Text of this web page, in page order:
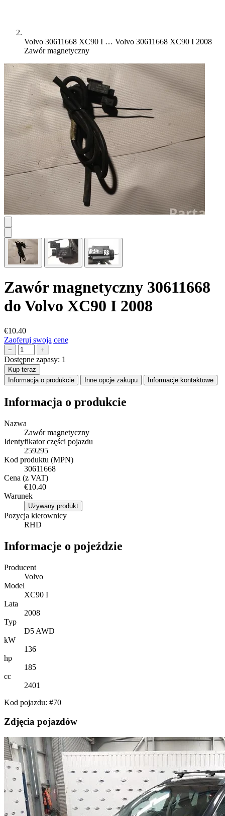
Volvo 30611668 XC90 I … Volvo 30611668 XC90 I 2008
Zawór magnetyczny
Zawór magnetyczny 30611668
do Volvo XC90 I 2008
€10.40
Zaoferuj swoją cenę
− +
Dostępne zapasy: 1
Kup teraz
Informacja o produkcie
Inne opcje zakupu Informacje kontaktowe
Informacja o produkcie
Nazwa
Zawór magnetyczny
Identyfikator części pojazdu
259295
Kod produktu (MPN)
30611668
Cena (z VAT)
€10.40
Warunek
Używany produkt
Pozycja kierownicy
RHD
Informacje o pojeździe
Producent
Volvo
Model
XC90 I
Lata
2008
Typ
D5 AWD
kW
136
hp
185
cc
2401
Kod pojazdu: #70
Zdjęcia pojazdów